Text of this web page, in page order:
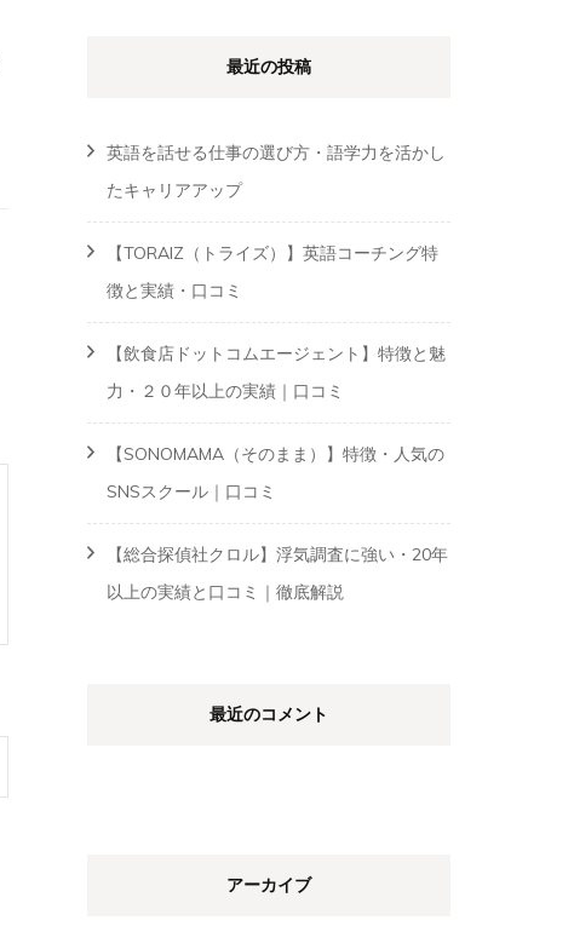
最近の投稿
英語を話せる仕事の選び方・語学力を活かし
たキャリアアップ
【TORAIZ（トライズ）】英語コーチング特
徴と実績・口コミ
【飲食店ドットコムエージェント】特徴と魅
力・２０年以上の実績｜口コミ
【SONOMAMA（そのまま）】特徴・人気の
SNSスクール｜口コミ
【総合探偵社クロル】浮気調査に強い・20年
以上の実績と口コミ｜徹底解説
最近のコメント
アーカイブ